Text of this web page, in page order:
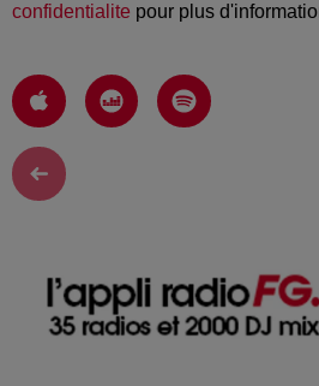
confidentialite pour plus